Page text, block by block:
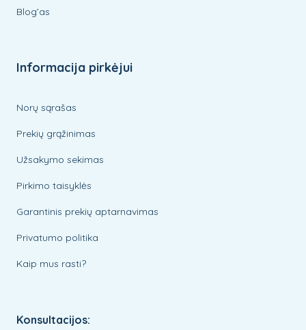
Blog’as
Informacija pirkėjui
Norų sąrašas
Prekių grąžinimas
Užsakymo sekimas
Pirkimo taisyklės
Garantinis prekių aptarnavimas
Privatumo politika
Kaip mus rasti?
Konsultacijos: